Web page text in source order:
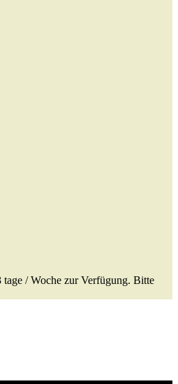
/ Woche zur Verfügung. Bitte